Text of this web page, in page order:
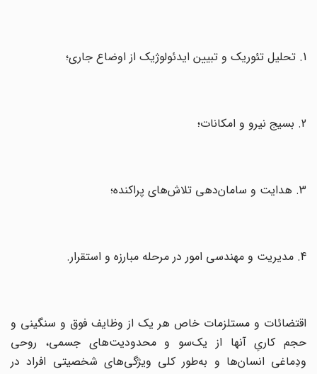
اقتضائات‌ و مستلزمات‌ خاص‌ هر یک‌ از وظایف‌ فوق‌ و سنگینی‌ و
حجم‌ کاریِ آنها از یک‌سو و محدودیت‌های‌ جسمی‌، روحی‌
ودِماغی‌ انسان‌ها و به‌طور کلی‌ ویژگی‌های‌ شخصیتی‌ افراد در